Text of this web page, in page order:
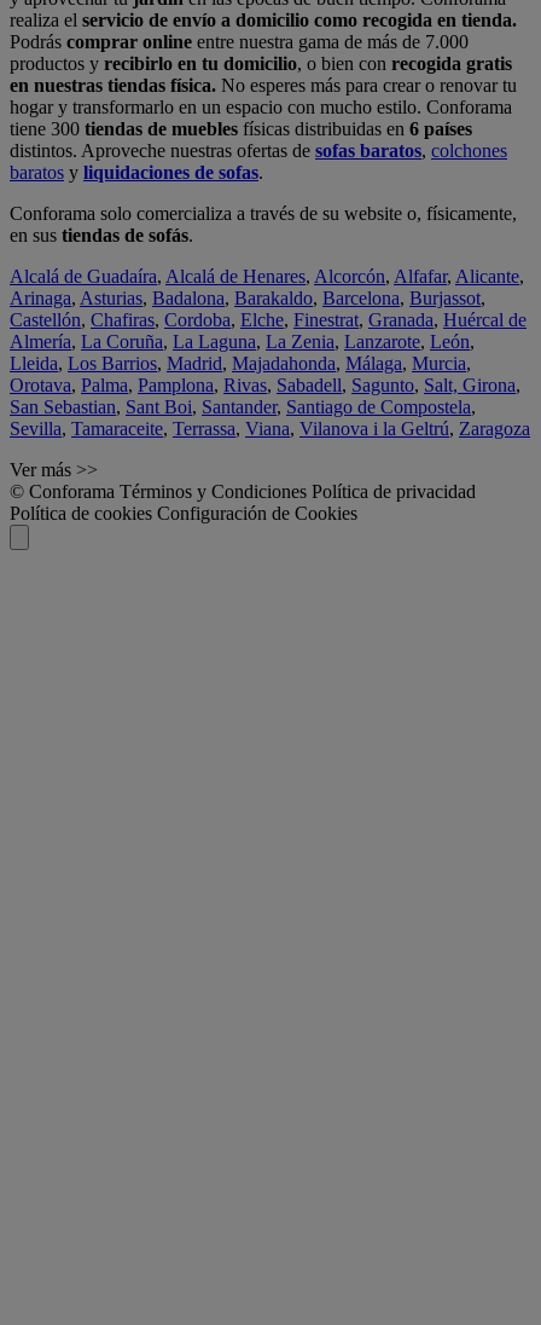
realiza el servicio de envío a domicilio como recogida en tienda.
Podrás comprar online entre nuestra gama de más de 7.000
productos y recibirlo en tu domicilio, o bien con recogida gratis
en nuestras tiendas física. No esperes más para crear o renovar tu
hogar y transformarlo en un espacio con mucho estilo. Conforama
tiene 300 tiendas de muebles físicas distribuidas en 6 países
distintos. Aproveche nuestras ofertas de sofas baratos, colchones
baratos y liquidaciones de sofas.
Conforama solo comercializa a través de su website o, físicamente,
en sus tiendas de sofás.
Alcalá de Guadaíra, Alcalá de Henares, Alcorcón, Alfafar, Alicante,
Arinaga, Asturias, Badalona, Barakaldo, Barcelona, Burjassot,
Castellón, Chafiras, Cordoba, Elche, Finestrat, Granada, Huércal de
Almería, La Coruña, La Laguna, La Zenia, Lanzarote, León,
Lleida, Los Barrios, Madrid, Majadahonda, Málaga, Murcia,
Orotava, Palma, Pamplona, Rivas, Sabadell, Sagunto, Salt, Girona,
San Sebastian, Sant Boi, Santander, Santiago de Compostela,
Sevilla, Tamaraceite, Terrassa, Viana, Vilanova i la Geltrú, Zaragoza
Ver más >>
© Conforama Términos y Condiciones Política de privacidad
Política de cookies Configuración de Cookies